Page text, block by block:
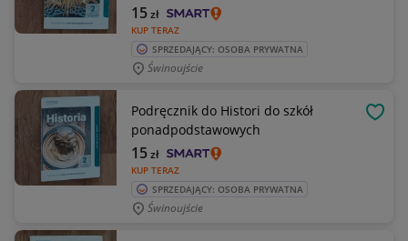
KUP TERAZ
15zł
SPRZEDAJĄCY: OSOBA PRYWATNA
Świnoujście
Podręcznik do Histori do szkół
ponadpodstawowych
KUP TERAZ
15zł
SPRZEDAJĄCY: OSOBA PRYWATNA
Świnoujście